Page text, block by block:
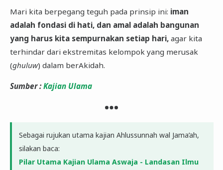
​Mari kita berpegang teguh pada prinsip ini: iman
adalah fondasi di hati, dan amal adalah bangunan
yang harus kita sempurnakan setiap hari,agar kita
terhindar dari ekstremitas kelompok yang merusak
(ghuluw) dalam berAkidah.
​Sumber : Kajian Ulama
Sebagai rujukan utama kajian Ahlussunnah wal Jama’ah,
silakan baca:
Pilar Utama Kajian Ulama Aswaja - Landasan Ilmu